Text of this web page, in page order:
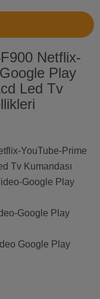
Netflix-
Play
Led Tv
YouTube-Prime
Tv Kumandası
Google Play
Google Play
Google Play